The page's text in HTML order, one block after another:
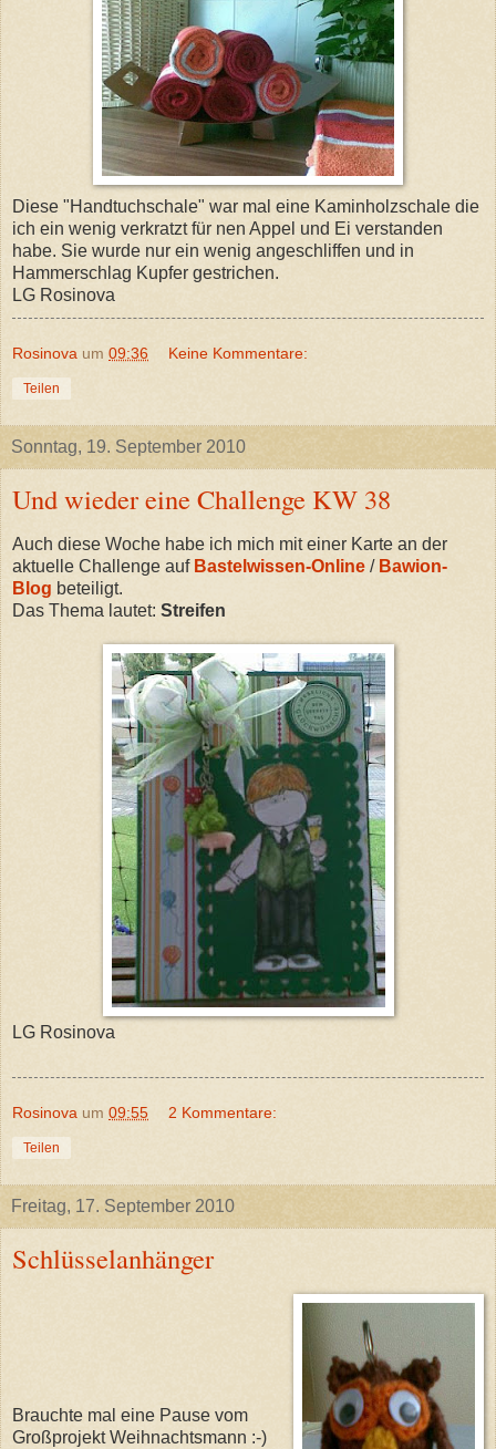
Diese "Handtuchschale" war mal eine Kaminholzschale die
ich ein wenig verkratzt für nen Appel und Ei verstanden
habe. Sie wurde nur ein wenig angeschliffen und in
Hammerschlag Kupfer gestrichen.
LG Rosinova
Rosinova um 09:36 Keine Kommentare:
Teilen
Sonntag, 19. September 2010
Und wieder eine Challenge KW 38
Auch diese Woche habe ich mich mit einer Karte an der
aktuelle Challenge auf Bastelwissen-Online / Bawion-
Blog beteiligt.
Das Thema lautet: Streifen
LG Rosinova
Rosinova um 09:55 2 Kommentare:
Teilen
Freitag, 17. September 2010
Schlüsselanhänger
Brauchte mal eine Pause vom
Großprojekt Weihnachtsmann :-)